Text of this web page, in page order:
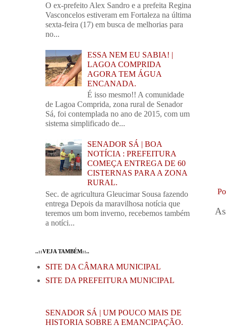
O ex-prefeito Alex Sandro e a prefeita Regina
Vasconcelos estiveram em Fortaleza na última
sexta-feira (17) em busca de melhorias para
no...
ESSA NEM EU SABIA! |
LAGOA COMPRIDA
AGORA TEM ÁGUA
ENCANADA.
É isso mesmo!! A comunidade
de Lagoa Comprida, zona rural de Senador
Sá, foi contemplada no ano de 2015, com um
sistema simplificado de...
SENADOR SÁ | BOA
NOTÍCIA : PREFEITURA
COMEÇA ENTREGA DE 60
CISTERNAS PARA A ZONA
RURAL.
Sec. de agricultura Gleucimar Sousa fazendo
entrega Depois da maravilhosa notícia que
teremos um bom inverno, recebemos também
a notíci...
..::VEJA TAMBÉM::..
SITE DA CÂMARA MUNICIPAL
SITE DA PREFEITURA MUNICIPAL
SENADOR SÁ | UM POUCO MAIS DE
HISTORIA SOBRE A EMANCIPAÇÃO.